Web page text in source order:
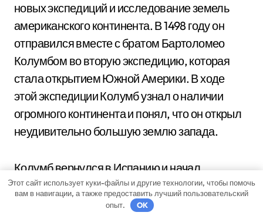
новых экспедиций и исследование земель
американского континента. В 1498 году он
отправился вместе с братом Бартоломео
Колумбом во вторую экспедицию, которая
стала открытием Южной Америки. В ходе
этой экспедиции Колумб узнал о наличии
огромного континента и понял, что он открыл
неудивительно большую землю запада.
Колумб вернулся в Испанию и начал
переписывать и систематизировать свои
знания о новых землях. Вместе с ним
Этот сайт использует куки-файлы и другие технологии, чтобы помочь
вам в навигации, а также предоставить лучший пользовательский
опыт.
OK